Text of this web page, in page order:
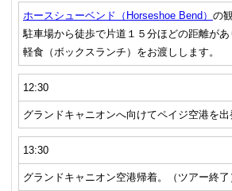
ホースシューベンド（Horseshoe Bend） の
駐車場から徒歩で片道１５分ほどの距離があ
軽食（ボックスランチ）をお渡しします。
12:30
グランドキャニオンへ向けてペイジ空港を出
13:30
グランドキャニオン空港帰着。（ツアー終了